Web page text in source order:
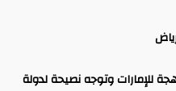
للإمارات وتوجه نصيحة لدولة